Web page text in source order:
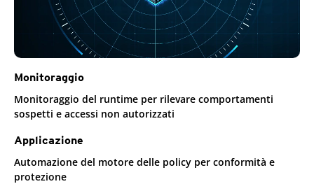
Monitoraggio
Monitoraggio del runtime per rilevare comportamenti
sospetti e accessi non autorizzati
Applicazione
Automazione del motore delle policy per conformità e
protezione